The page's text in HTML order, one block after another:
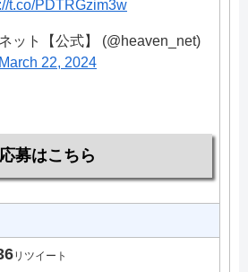
t.co/PDTRGzim3w
ット【公式】 (@heaven_net)
March 22, 2024
応募はこちら
リツイート